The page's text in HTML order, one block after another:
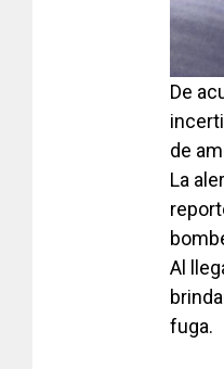
De
de
La
Al
fuga.